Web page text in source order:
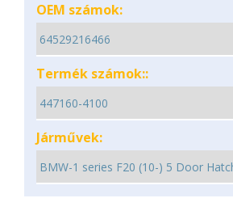
OEM számok:
Termék számok::
Járművek: